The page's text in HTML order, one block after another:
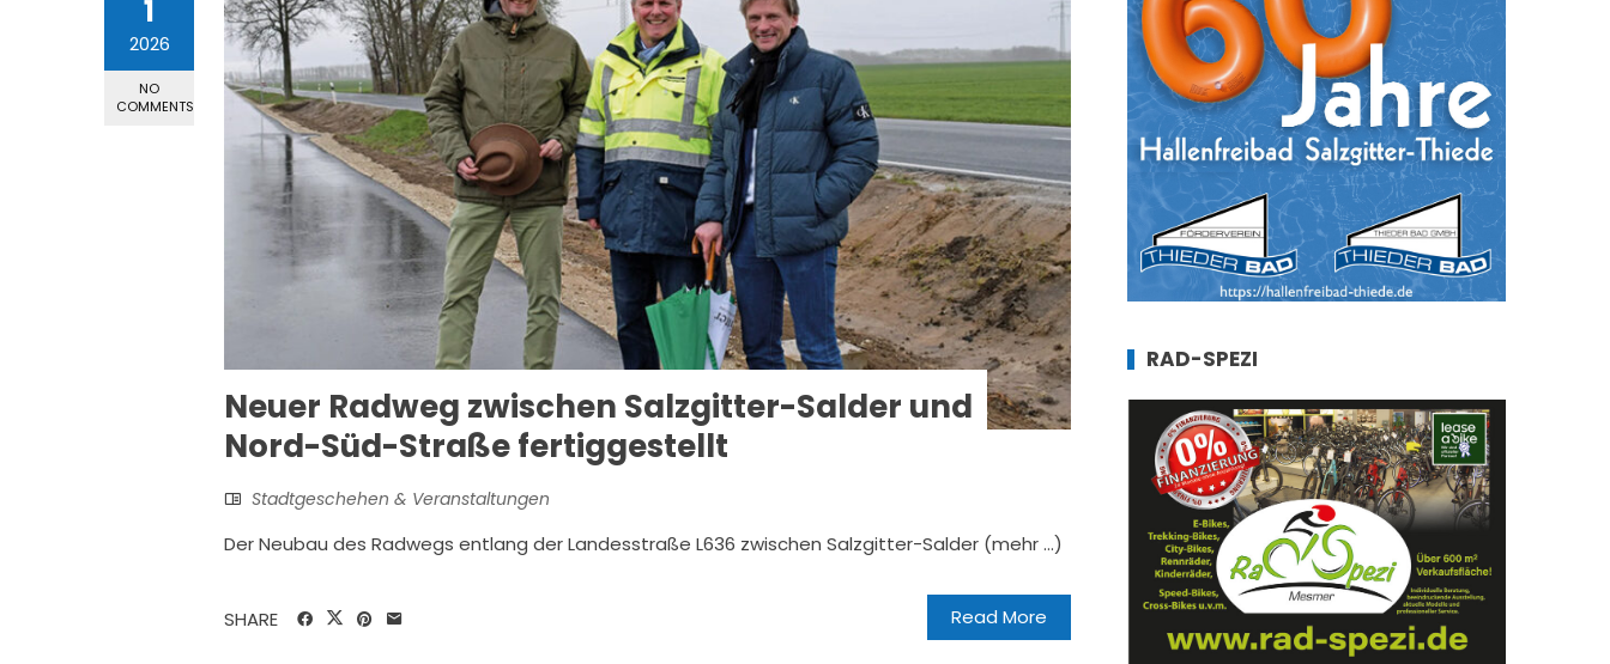
1
2026
NO
COMMENTS
Neuer Radweg zwischen Salzgitter-Salder und
Nord-Süd-Straße fertiggestellt
Stadtgeschehen & Veranstaltungen
Der Neubau des Radwegs entlang der Landesstraße L636 zwischen Salzgitter-Salder (mehr …)
Read More
SHARE
RAD-SPEZI